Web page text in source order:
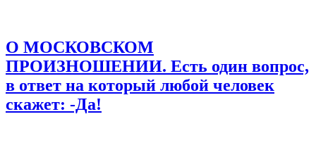
Сайт
Сохранить моё имя, email и адрес сайта в этом браузере для
последующих моих комментариев.
О МОСКОВСКОМ
ПРОИЗНОШЕНИИ. Есть один вопрос,
в ответ на который любой человек
скажет: -Да!